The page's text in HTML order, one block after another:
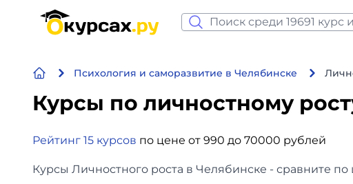
Психология и саморазвитие в Челябинске
Курсы по личностному
Рейтинг 15 курсов по цене от 990 до 70000 рублей
Курсы Личностного роста в Челябинске - сравните
Программирование
Бизнес и финансы
Дизайн